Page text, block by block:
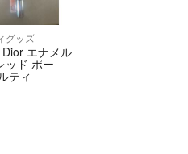
ゆう窓口の
ムラグによ
しが間に合
ることご容
グッズ
Dior エナメル
ッド ポー
ティ